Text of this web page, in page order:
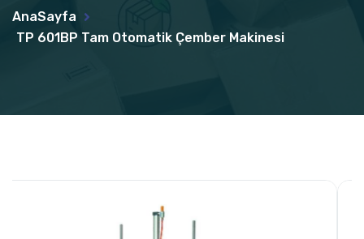
AnaSayfa
TP 601BP Tam Otomatik Çember Makinesi